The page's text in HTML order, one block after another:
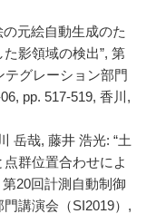
元絵自動生成のた
影領域の検出”, 第
グレーション部門
pp. 517-519, 香川,
岳哉, 藤井 浩光: “土
群位置合わせによ
20回計測自動制御
講演会（SI2019）,